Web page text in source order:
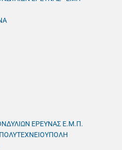
ΕΡΕΥΝΑΣ Ε.Μ.Π.